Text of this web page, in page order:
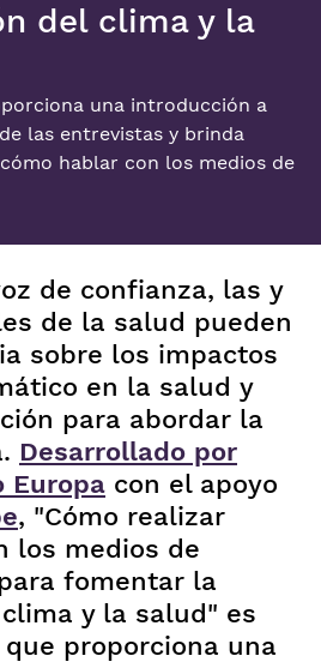
del clima y la
una introducción a
las entrevistas y brinda
hablar con los medios de
de confianza, las y
de la salud pueden
sobre los impactos
en la salud y
para abordar la
Desarrollado por
Europa con el apoyo
, "Cómo realizar
los medios de
fomentar la
y la salud" es
proporciona una